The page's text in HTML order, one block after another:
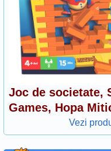
Joc de societate,
Games, Hopa
Vezi